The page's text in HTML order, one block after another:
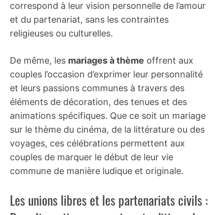
correspond à leur vision personnelle de l’amour
et du partenariat, sans les contraintes
religieuses ou culturelles.
De même, les mariages à thème offrent aux
couples l’occasion d’exprimer leur personnalité
et leurs passions communes à travers des
éléments de décoration, des tenues et des
animations spécifiques. Que ce soit un mariage
sur le thème du cinéma, de la littérature ou des
voyages, ces célébrations permettent aux
couples de marquer le début de leur vie
commune de manière ludique et originale.
Les unions libres et les partenariats civils :